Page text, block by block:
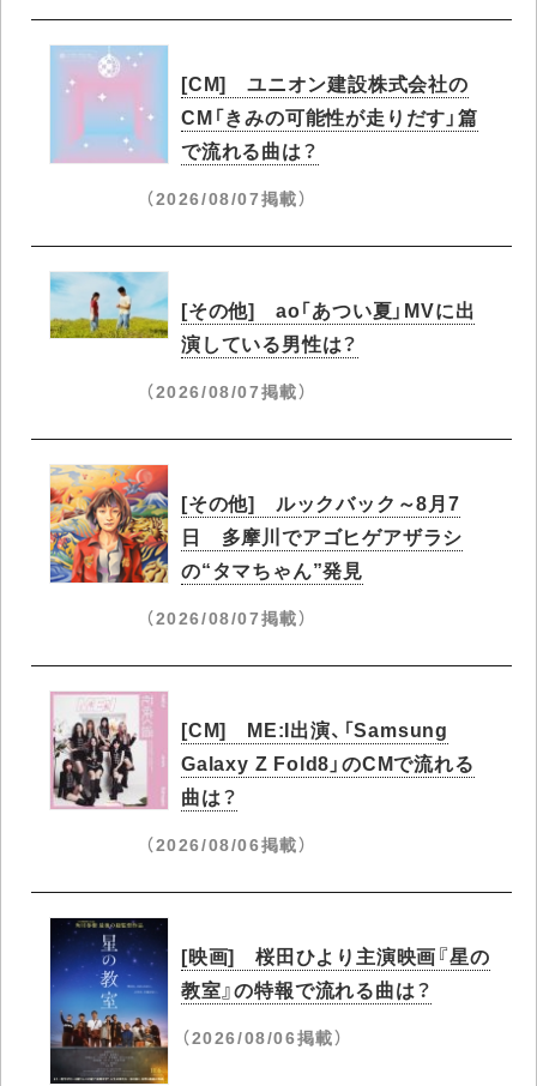
[CM] ユニオン建設株式会社の
CM「きみの可能性が走りだす」篇
で流れる曲は？
（2026/08/07掲載）
[その他] ao「あつい夏」MVに出
演している男性は？
（2026/08/07掲載）
[その他] ルックバック～8月7
日 多摩川でアゴヒゲアザラシ
の“タマちゃん”発見
（2026/08/07掲載）
[CM] ME:I出演、「Samsung
Galaxy Z Fold8」のCMで流れる
曲は？
（2026/08/06掲載）
[映画] 桜田ひより主演映画『星の
教室』の特報で流れる曲は？
（2026/08/06掲載）